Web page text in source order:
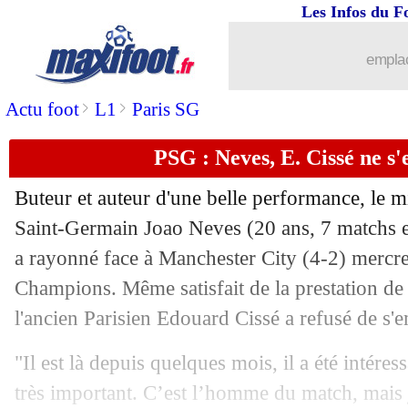
Actu foot> L1 > Paris SG
Les Infos du
PSG : Neves, E. Cissé ne
Buteur et auteur d'une belle performance, le
Saint-Germain Joao Neves (20 ans, 7 matchs
a rayonné face à Manchester City (4-2)
Champions. Même satisfait de la prestation
l'ancien Parisien Edouard Cissé a refusé de
"Il est là depuis quelques mois, il a été
très important. C’est l’homme du match,
: Wahi, Francfort a amélioré son
23/01 Strasbourg: Omobamidele arrive de
23/01 PSG: Donnarumma souligne la
23/01 Real: Vinicius clair sur son avenir
23/01 Brighton : Enciso prêté à Ipswich
23/01 VIDEO: Brest chambre Henry et
PSG: A. Hakimi - "une sensation